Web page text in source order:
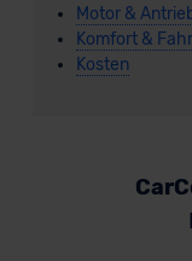
Motor &
Komfort &
Kosten